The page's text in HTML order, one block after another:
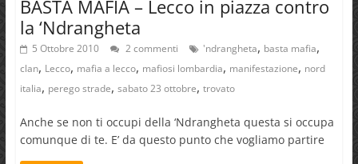
BASTA MAFIA – Lecco in piazza contro
la ‘Ndrangheta
5 Ottobre 2010 2 commenti 'ndrangheta, basta mafia,
clan, Lecco, mafia a lecco, mafiosi lombardia, manifestazione, nord
italia, perego strade, sabato 23 ottobre, trovato
Anche se non ti occupi della ‘Ndrangheta questa si occupa
comunque di te. E’ da questo punto che vogliamo partire